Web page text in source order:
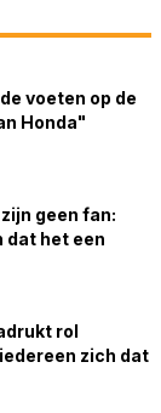
voeten op de
Honda"
geen fan:
dat het een
rol
zich dat